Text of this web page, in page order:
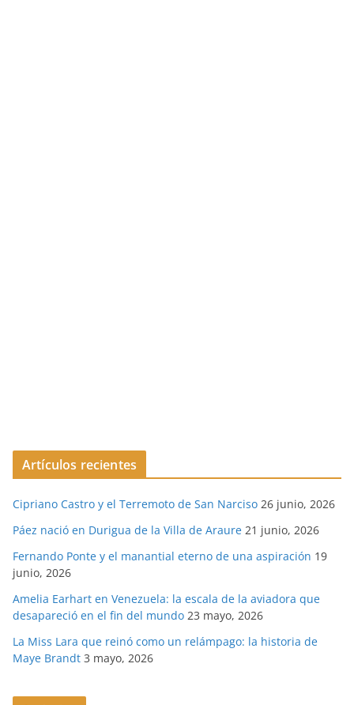
Artículos recientes
Cipriano Castro y el Terremoto de San Narciso 26 junio, 2026
Páez nació en Durigua de la Villa de Araure 21 junio, 2026
Fernando Ponte y el manantial eterno de una aspiración 19
junio, 2026
Amelia Earhart en Venezuela: la escala de la aviadora que
desapareció en el fin del mundo 23 mayo, 2026
La Miss Lara que reinó como un relámpago: la historia de
Maye Brandt 3 mayo, 2026